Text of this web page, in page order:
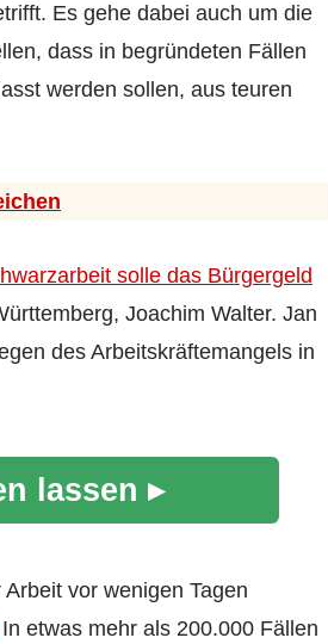
Es gehe dabei auch um die
dass in begründeten Fällen
werden sollen, aus teuren
solle das Bürgergeld
Joachim Walter. Jan
des Arbeitskräftemangels in
lassen ▸
vor wenigen Tagen
etwas mehr als 200.000 Fällen